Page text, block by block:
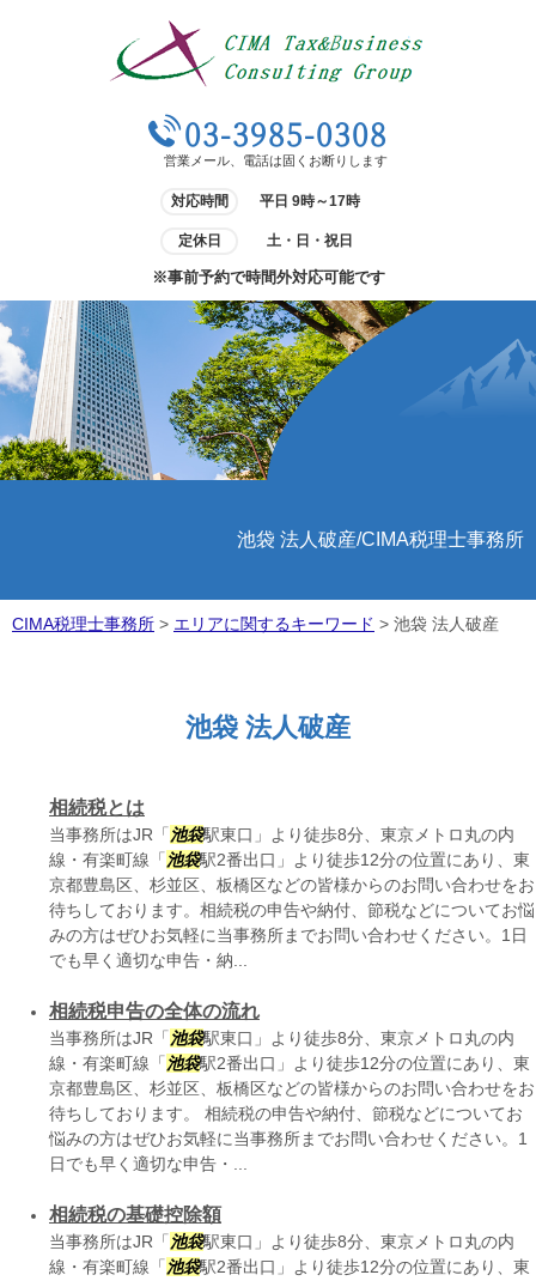
03-3985-0308
営業メール、電話は固くお断りします
対応時間 平日 9時～17時
定休日 土・日・祝日
※事前予約で時間外対応可能です
池袋 法人破産/CIMA税理士事務所
CIMA税理士事務所 > エリアに関するキーワード > 池袋 法人破産
池袋 法人破産
相続税とは
当事務所はJR「 池袋駅東口」より徒歩8分、東京メトロ丸の内
線・有楽町線「 池袋駅2番出口」より徒歩12分の位置にあり、東
京都豊島区、杉並区、板橋区などの皆様からのお問い合わせをお
待ちしております。相続税の申告や納付、節税などについてお悩
みの方はぜひお気軽に当事務所までお問い合わせください。1日
でも早く適切な申告・納...
相続税申告の全体の流れ
当事務所はJR「 池袋駅東口」より徒歩8分、東京メトロ丸の内
線・有楽町線「 池袋駅2番出口」より徒歩12分の位置にあり、東
京都豊島区、杉並区、板橋区などの皆様からのお問い合わせをお
待ちしております。 相続税の申告や納付、節税などについてお
悩みの方はぜひお気軽に当事務所までお問い合わせください。1
日でも早く適切な申告・...
相続税の基礎控除額
当事務所はJR「 池袋駅東口」より徒歩8分、東京メトロ丸の内
線・有楽町線「 池袋駅2番出口」より徒歩12分の位置にあり、東